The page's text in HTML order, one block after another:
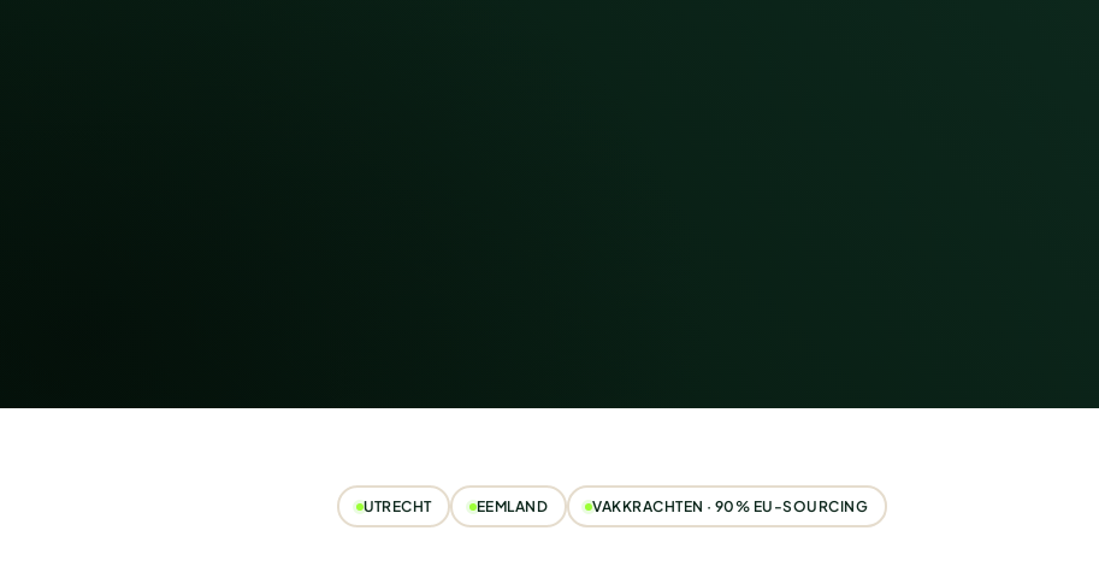
UTRECHT EEMLAND VAKKRACHTEN · 90% EU-SOURCING